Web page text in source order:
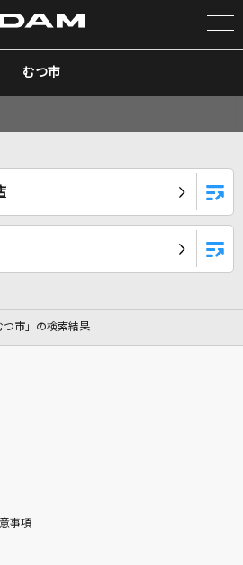
カラオケ検索
で歌われている曲の一覧
むつ市
つ市」の検索結果
事項